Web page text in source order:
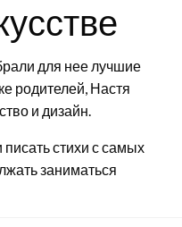
для нее лучшие
родителей, Настя
и дизайн.
стихи с самых
заниматься